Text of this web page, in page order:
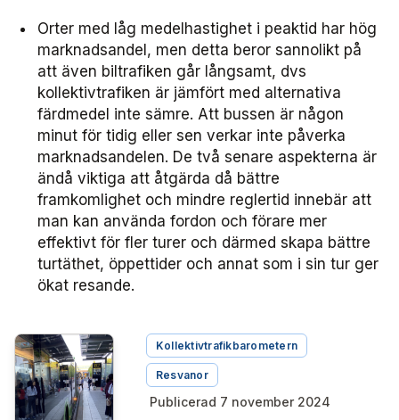
Orter med låg medelhastighet i peaktid har hög
marknadsandel, men detta beror sannolikt på
att även biltrafiken går långsamt, dvs
kollektivtrafiken är jämfört med alternativa
färdmedel inte sämre. Att bussen är någon
minut för tidig eller sen verkar inte påverka
marknadsandelen. De två senare aspekterna är
ändå viktiga att åtgärda då bättre
framkomlighet och mindre reglertid innebär att
man kan använda fordon och förare mer
effektivt för fler turer och därmed skapa bättre
turtäthet, öppettider och annat som i sin tur ger
ökat resande.
Kollektivtrafikbarometern
Resvanor
Publicerad 7 november 2024